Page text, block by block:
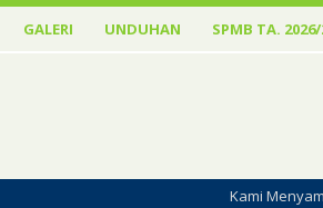
GALERI UNDUHAN SPMB TA.
Kami Menyambut baik